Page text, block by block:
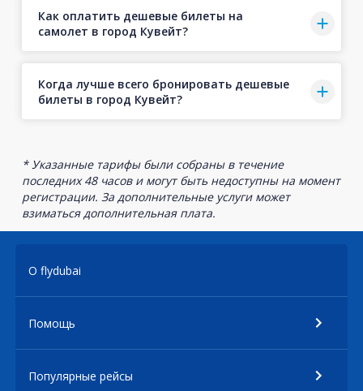
Как оплатить дешевые билеты на
самолет в город Кувейт?
Когда лучше всего бронировать дешевые
билеты в город Кувейт?
* Указанные тарифы были собраны в течение
последних 48 часов и могут быть недоступны на момент
регистрации. За дополнительные услуги может
взиматься дополнительная плата.
О flydubai
Помощь
Популярные рейсы